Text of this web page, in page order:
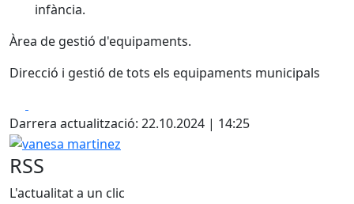
infància.
Àrea de gestió d'equipaments.
Direcció i gestió de tots els equipaments municipals
Darrera actualització: 22.10.2024 | 14:25
vanesa martinez
RSS
L'actualitat a un clic